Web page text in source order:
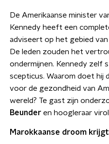
De Amerikaanse minister
Kennedy heeft een
adviseert op het gebied
De leden zouden het
ondermijnen. Kennedy zelf
scepticus. Waarom doet hij
voor de gezondheid van
wereld? Te gast zijn
Beunder en hoogleraar
Marokkaanse droom